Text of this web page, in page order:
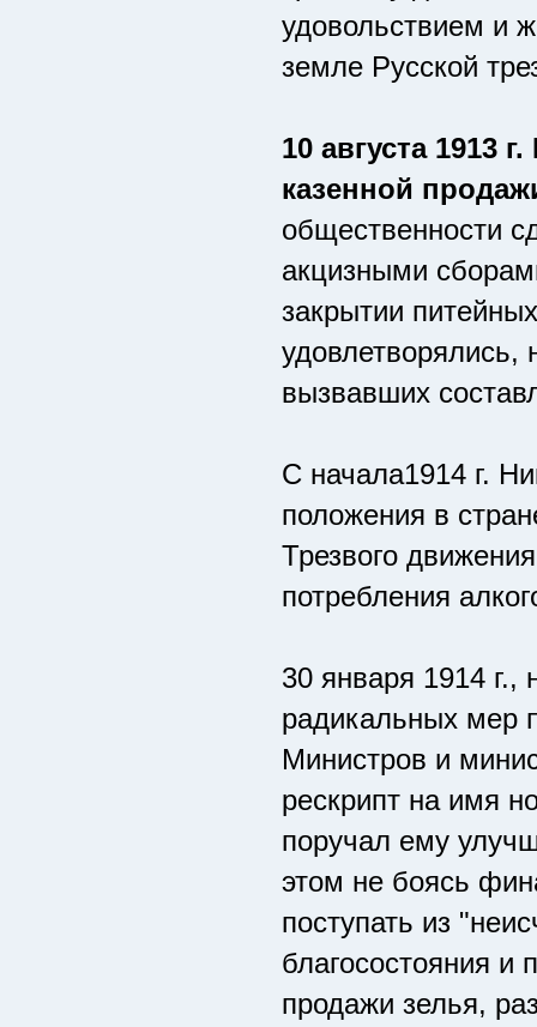
удовольствием и
земле Русской
10 августа 1913
казенной
общественности
акцизными
закрытии
удовлетворялись,
вызвавших
С начала1914 г.
положения в
Трезвого
потребления
30 января 1914 г.,
радикальных мер
Министров и
рескрипт на имя
поручал ему
этом не боясь
поступать из
благосостояния и
продажи зелья,